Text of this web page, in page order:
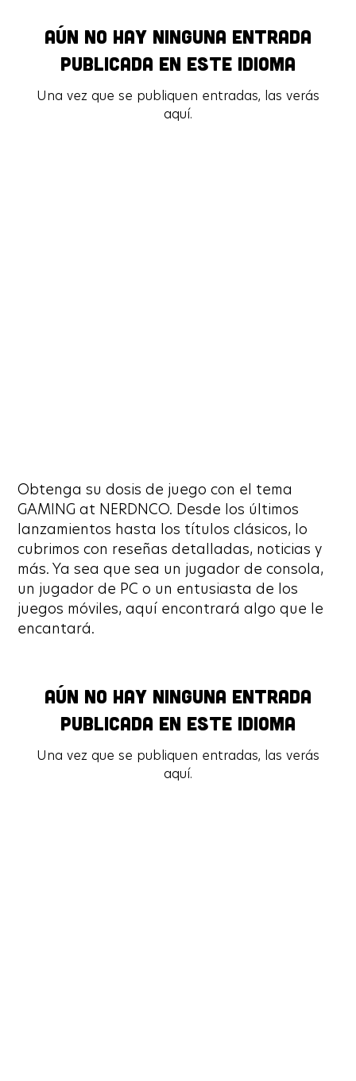
Obtenga su dosis de juego con el tema
GAMING at NERDNCO. Desde los últimos
lanzamientos hasta los títulos clásicos, lo
cubrimos con reseñas detalladas, noticias y
más. Ya sea que sea un jugador de consola,
un jugador de PC o un entusiasta de los
juegos móviles, aquí encontrará algo que le
encantará.
Aún no hay ninguna entrada
publicada en este idioma
Una vez que se publiquen entradas, las verás
aquí.
Aún no hay ninguna entrada
publicada en este idioma
Una vez que se publiquen entradas, las verás
aquí.
Aún no hay ninguna entrada
publicada en este idioma
Una vez que se publiquen entradas, las verás
aquí.
Aún no hay ninguna entrada
publicada en este idioma
Una vez que se publiquen entradas, las verás
aquí.